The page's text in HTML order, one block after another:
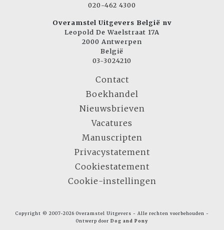
020-462 4300
Overamstel Uitgevers België nv
Leopold De Waelstraat 17A
2000 Antwerpen
België
03-3024210
Contact
Boekhandel
Nieuwsbrieven
Vacatures
Manuscripten
Privacystatement
Cookiestatement
Cookie-instellingen
Copyright © 2007-2026 Overamstel Uitgevers - Alle rechten voorbehouden -
Ontwerp door Dog and Pony